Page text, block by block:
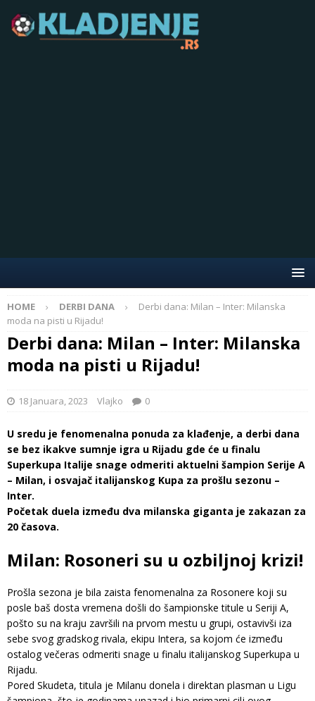
HOME DERBI DANA
Derbi dana: Milan – Inter: Milanska
moda na pisti u Rijadu!
Derbi dana: Milan – Inter: Milanska
moda na pisti u Rijadu!
18 Januara, 2023 Vlajko 0
U sredu je fenomenalna ponuda za klađenje, a derbi dana
se bez ikakve sumnje igra u Rijadu gde će u finalu
Superkupa Italije snage odmeriti aktuelni šampion Serije A
– Milan, i osvajač italijanskog Kupa za prošlu sezonu –
Inter.
Početak duela između dva milanska giganta je zakazan za
20 časova.
Milan: Rosoneri su u ozbiljnoj krizi!
Prošla sezona je bila zaista fenomenalna za Rosonere koji su
posle baš dosta vremena došli do šampionske titule u Seriji A,
pošto su na kraju završili na prvom mestu u grupi, ostavivši iza
sebe svog gradskog rivala, ekipu Intera, sa kojom će između
ostalog večeras odmeriti snage u finalu italijanskog Superkupa u
Rijadu.
Pored Skudeta, titula je Milanu donela i direktan plasman u Ligu